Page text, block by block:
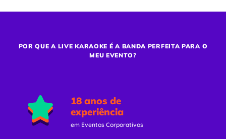
POR QUE A LIVE KARAOKE É A BANDA PERFEITA PARA O
MEU EVENTO?
18 anos de
experiência
em Eventos Corporativos